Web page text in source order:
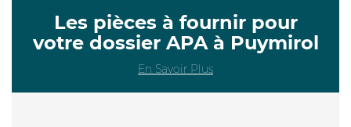
Les pièces à fournir pour
votre dossier APA à Puymirol
En Savoir Plus